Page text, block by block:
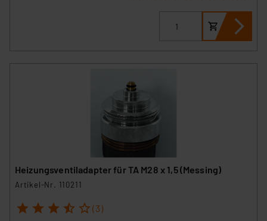
unberührt. Ihre Browser-Einstellungen können dazu
führen, dass die Einstellungen nicht längerfristig
„Einige Drittanbieter verarbeiten personenbezogene
Daten in den USA. Ihre Einwilligung zur Einbindung von
Cookies dieser Drittanbieter umfasst daher ggf. auch
die Verarbeitung Ihrer Daten in den USA gemäß Art. 49
(1) lit. a DSGVO. Nähere Infos zu diesen Drittanbietern
und zu der jeweiligen Datenübermittlung erhalten Sie in
der Datenschutzerklärung. Für die USA besteht kein
dass die USA als Land mit unzureichendem
Heizungsventiladapter für TA M28 x 1,5 (Messing)
Artikel-Nr. 110211
1 2 3 4 5 (3)